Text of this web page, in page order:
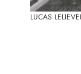
LUCAS